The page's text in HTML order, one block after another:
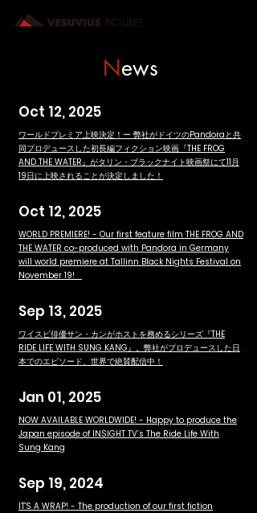
Oct 12, 2025
ワールドプレミア上映決定！ー 弊社がドイツのPandoraと共
同プロデュースした初長編フィクション映画『THE FROG
AND THE WATER』がタリン・ブラックナイト映画祭にて11月
19日に上映されることが決定しました！
Oct 12, 2025
WORLD PREMIERE! - Our first feature film THE FROG AND
THE WATER co-produced with Pandora in Germany
will world premiere at Tallinn Black Nights Festival on
November 19!
Sep 13, 2025
ワイスピ俳優サン・カンがホストを務めるシリーズ『THE
RIDE LIFE WITH SUNG KANG』。 弊社がプロデュースした日
本でのエピソード、世界で絶賛配信中！
Jan 01, 2025
NOW AVAILABLE WORLDWIDE! - Happy to produce the
Japan episode of INSIGHT TV’s The Ride Life With
Sung Kang
Sep 19, 2024
IT'S A WRAP! - The production of our first fiction
News